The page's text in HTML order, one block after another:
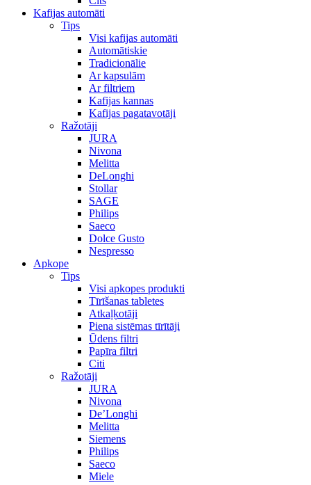
Kafijas automāti
Tips
Visi kafijas automāti
Automātiskie
Tradicionālie
Ar kapsulām
Ar filtriem
Kafijas kannas
Kafijas pagatavotāji
Ražotāji
JURA
Nivona
Melitta
DeLonghi
Stollar
SAGE
Philips
Saeco
Dolce Gusto
Nespresso
Apkope
Tips
Visi apkopes produkti
Tīrīšanas tabletes
Atkaļķotāji
Piena sistēmas tīrītāji
Ūdens filtri
Papīra filtri
Citi
Ražotāji
JURA
Nivona
De’Longhi
Melitta
Siemens
Philips
Saeco
Miele